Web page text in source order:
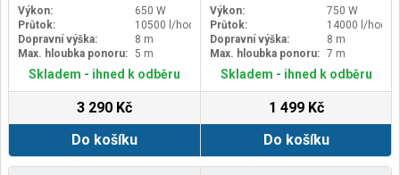
Výkon:
650 W
Průtok:
10500 l/hod
Dopravní výška:
8 m
Max. hloubka ponoru: 5 m
Skladem - ihned k odběru
3 290 Kč
Do košíku
Výkon:
750 W
Průtok:
14000 l/hod
Dopravní výška:
8 m
Max. hloubka ponoru: 7 m
Skladem - ihned k odběru
1 499 Kč
Do košíku